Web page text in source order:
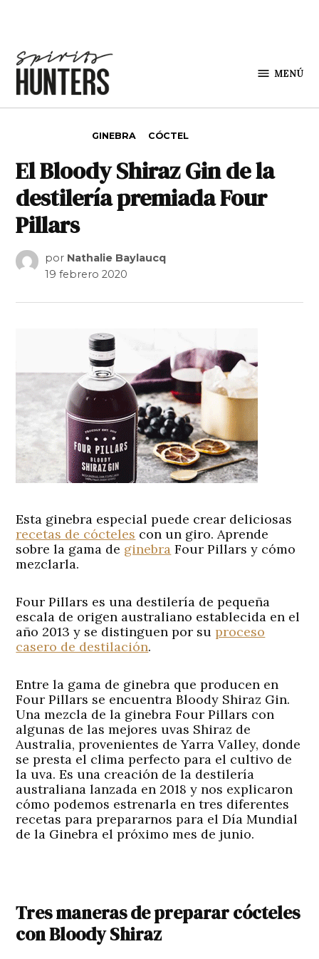
MENÚ
GINEBRA CÓCTEL
El Bloody Shiraz Gin de la
destilería premiada Four
Pillars
por Nathalie Baylaucq
19 febrero 2020
Esta ginebra especial puede crear deliciosas
recetas de cócteles con un giro. Aprende
sobre la gama de ginebra Four Pillars y cómo
mezclarla.
Four Pillars es una destilería de pequeña
escala de origen australiano establecida en el
año 2013 y se distinguen por suproceso
casero de destilación.
Entre la gama de ginebra que producen en
Four Pillars se encuentra Bloody Shiraz Gin.
Una mezcla de la ginebra Four Pillars con
algunas de las mejores uvas Shiraz de
Australia, provenientes de Yarra Valley, donde
se presta el clima perfecto para el cultivo de
la uva. Es una creación de la destilería
australiana lanzada en 2018 y nos explicaron
cómo podemos estrenarla en tres diferentes
recetas para prepararnos para el Día Mundial
de la Ginebra el próximo mes de junio.
Tres maneras de preparar cócteles
con Bloody Shiraz